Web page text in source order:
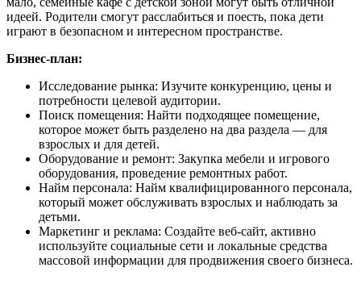
идеей. Родители смогут расслабиться и поесть, пока дети
играют в безопасном и интересном пространстве.
Бизнес-план:
Исследование рынка: Изучите конкуренцию, цены и
потребности целевой аудитории.
Поиск помещения: Найти подходящее помещение,
которое может быть разделено на два раздела — для
взрослых и для детей.
Оборудование и ремонт: Закупка мебели и игрового
оборудования, проведение ремонтных работ.
Найм персонала: Найм квалифицированного персонала,
который может обслуживать взрослых и наблюдать за
детьми.
Маркетинг и реклама: Создайте веб-сайт, активно
используйте социальные сети и локальные средства
массовой информации для продвижения своего бизнеса.